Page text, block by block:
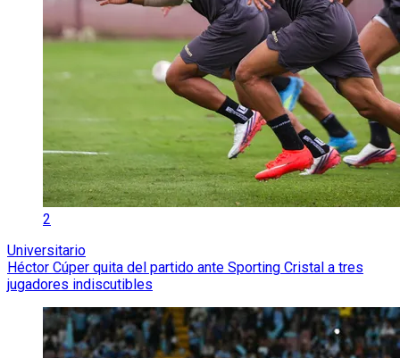
2
Universitario
Héctor Cúper quita del partido ante Sporting Cristal a tres
jugadores indiscutibles